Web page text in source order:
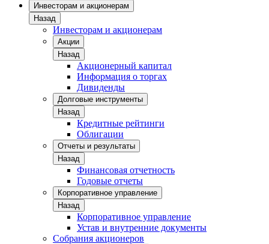
Инвесторам и акционерам
Назад
Инвесторам и акционерам
Акции
Назад
Акционерный капитал
Информация о торгах
Дивиденды
Долговые инструменты
Назад
Кредитные рейтинги
Облигации
Отчеты и результаты
Назад
Финансовая отчетность
Годовые отчеты
Корпоративное управление
Назад
Корпоративное управление
Устав и внутренние документы
Собрания акционеров